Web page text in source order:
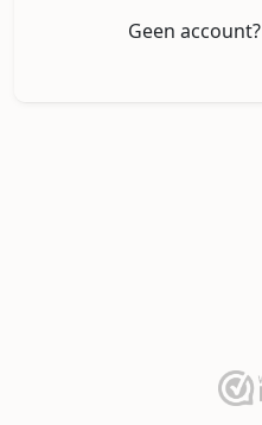
Geen account?